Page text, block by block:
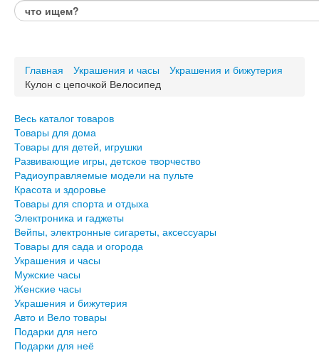
Каталог товаров
Товары для детей, игрушки
Развивающие игры, детское творчество
Красота и здоровье
Товары для спорта и отдыха
Электроника и гаджеты
Вейпы, электронные сигареты, аксессуары
Товары для сада и огорода
Украшения и часы
Мужские часы
Женские часы
Украшения и бижутерия
Авто и Вело товары
Подарки для него
Подарки для неё
Главная Украшения и часы
Украшения и бижутерия
Кулон с цепочкой Велосипед
Весь каталог товаров
Товары для дома
Товары для детей, игрушки
Развивающие игры, детское творчество
Радиоуправляемые модели на пульте
Красота и здоровье
Товары для спорта и отдыха
Электроника и гаджеты
Вейпы, электронные сигареты, аксессуары
Товары для сада и огорода
Украшения и часы
Мужские часы
Женские часы
Украшения и бижутерия
Авто и Вело товары
Подарки для него
Подарки для неё